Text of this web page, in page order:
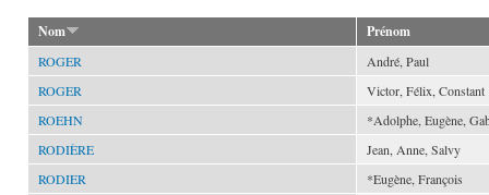
Nom Prénom
ROGER
André, Paul
ROGER
Victor, Félix, Constant
ROEHN
*Adolphe, Eugène,
RODIÈRE
Jean, Anne, Salvy
RODIER
*Eugène, François